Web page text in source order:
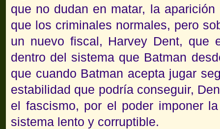
que no dudan en matar, la
que los criminales normales, pero
un nuevo fiscal, Harvey Dent, que
dentro del sistema que Batman
que cuando Batman acepta jugar
estabilidad que podría conseguir,
el fascismo, por el poder imponer
sistema lento y corruptible.